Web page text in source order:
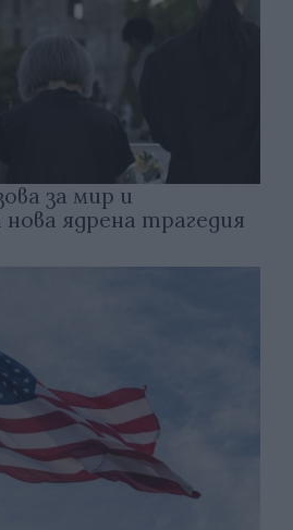
за мир и
нова ядрена трагедия